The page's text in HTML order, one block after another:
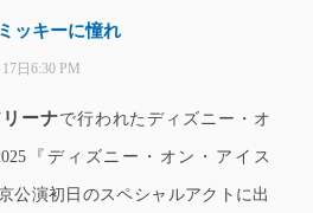
ッキーに憧れ
日6:30 PM
ーナで行われたディズニー・オ
『ディズニー・オン・アイス
公演初日のスペシャルアクトに出